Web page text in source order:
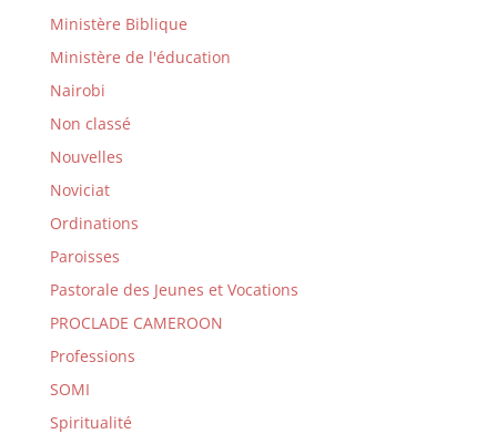
Ministère Biblique
Ministère de l'éducation
Nairobi
Non classé
Nouvelles
Noviciat
Ordinations
Paroisses
Pastorale des Jeunes et Vocations
PROCLADE CAMEROON
Professions
SOMI
Spiritualité